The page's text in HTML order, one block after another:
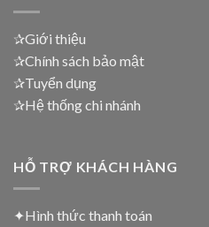
✰Giới thiệu
✰Chính sách bảo mật
✰Tuyển dụng
✰Hệ thống chi nhánh
HỖ TRỢ KHÁCH HÀNG
✦Hình thức thanh toán